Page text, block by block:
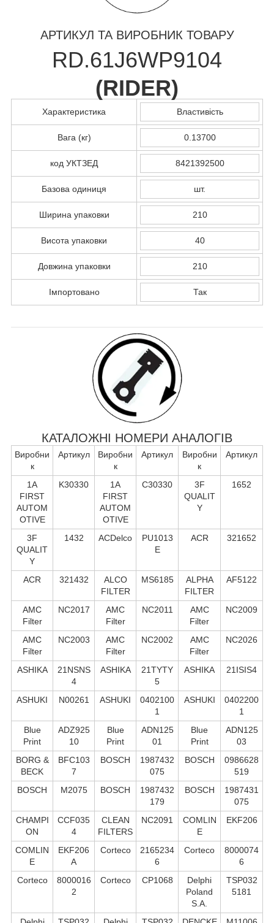
АРТИКУЛ ТА ВИРОБНИК ТОВАРУ
RD.61J6WP9104
(RIDER)
Характеристика Властивість
Вага (кг) 0.13700
код УКТЗЕД 8421392500
Базова одиниця шт.
Ширина упаковки 210
Висота упаковки 40
Довжина упаковки 210
Імпортовано Так
КАТАЛОЖНІ НОМЕРИ АНАЛОГІВ
Виробни
к
Артикул
Виробни
к
Артикул
Виробни
к
Артикул
1A
FIRST
AUTOM
OTIVE
K30330
1A
FIRST
AUTOM
OTIVE
C30330
3F
QUALIT
Y
1652
3F
QUALIT
Y
1432 ACDelco
PU1013
E
ACR 321652
ACR 321432
ALCO
FILTER
MS6185
ALPHA
FILTER
AF5122
AMC
Filter
NC2017
AMC
Filter
NC2011
AMC
Filter
NC2009
AMC
Filter
NC2003
AMC
Filter
NC2002
AMC
Filter
NC2026
ASHIKA
21NSNS
4
ASHIKA
21TYTY
5
ASHIKA 21ISIS4
ASHUKI N00261 ASHUKI
0402100
1
ASHUKI
0402200
1
Blue
Print
ADZ925
10
Blue
Print
ADN125
01
Blue
Print
ADN125
03
BORG &
BECK
BFC103
7
BOSCH
1987432
075
BOSCH
0986628
519
BOSCH
M2075 BOSCH
1987432
179
BOSCH
1987431
075
CHAMPI
ON
CCF035
4
CLEAN
FILTERS
NC2091
COMLIN
E
EKF206
COMLIN
E
EKF206
A
Corteco
2165234
6
Corteco
8000074
6
Corteco
8000016
2
Corteco CP1068
Delphi
Poland
S.А.
TSP032
5181